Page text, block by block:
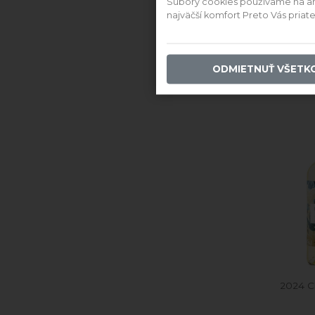
2024
Súbory cookies používame na
najväčší komfort Preto Vás
ODMIETNUŤ